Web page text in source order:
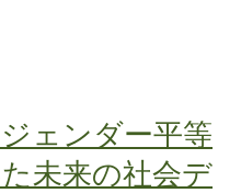
ェンダー平等
未来の社会デ